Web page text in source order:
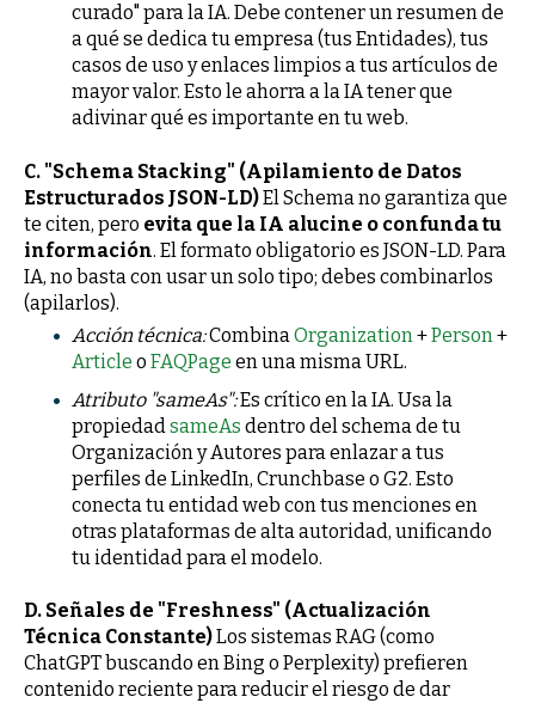
curado" para la IA. Debe contener un resumen de
a qué se dedica tu empresa (tus Entidades), tus
casos de uso y enlaces limpios a tus artículos de
mayor valor. Esto le ahorra a la IA tener que
adivinar qué es importante en tu web.
C. "Schema Stacking" (Apilamiento de Datos
Estructurados JSON-LD)El Schema no garantiza que
te citen, pero evita que la IA alucine o confunda tu
información. El formato obligatorio es JSON-LD. Para
IA, no basta con usar un solo tipo; debes combinarlos
(apilarlos).
Acción técnica:Combina Organization +Person +
Article o FAQPage en una misma URL.
Atributo "sameAs":Es crítico en la IA. Usa la
propiedad sameAs dentro del schema de tu
Organización y Autores para enlazar a tus
perfiles de LinkedIn, Crunchbase o G2. Esto
conecta tu entidad web con tus menciones en
otras plataformas de alta autoridad, unificando
tu identidad para el modelo.
D. Señales de "Freshness" (Actualización
Técnica Constante)Los sistemas RAG (como
ChatGPT buscando en Bing o Perplexity) prefieren
contenido reciente para reducir el riesgo de dar